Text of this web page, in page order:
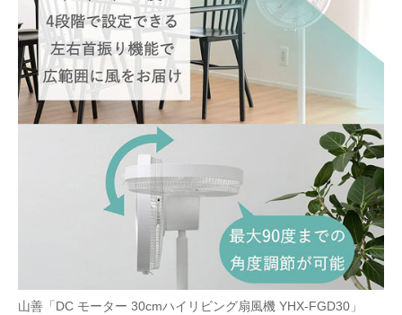
山善「DC モーター 30cmハイリビング扇風機 YHX-FGD30」